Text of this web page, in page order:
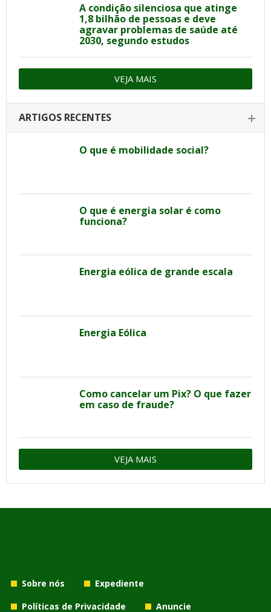
A condição silenciosa que atinge
1,8 bilhão de pessoas e deve
agravar problemas de saúde até
2030, segundo estudos
VEJA MAIS
ARTIGOS RECENTES
O que é mobilidade social?
O que é energia solar é como
funciona?
Energia eólica de grande escala
Energia Eólica
Como cancelar um Pix? O que fazer
em caso de fraude?
VEJA MAIS
Sobre nós
Expediente
Políticas de Privacidade
Anuncie